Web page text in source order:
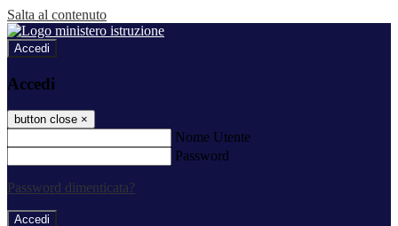
Salta al contenuto
Accedi
Accedi
button close ×
Nome Utente
Password
Password dimenticata?